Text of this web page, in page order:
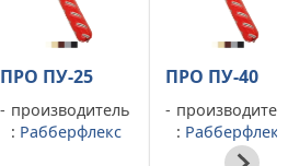
ПРО ПУ-40
производитель
: Рабберфлекс
ПРО ПУ-15
: Рабберфлекс